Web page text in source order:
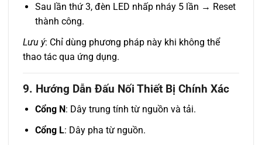
Sau lần thứ 3, đèn LED nhấp nháy 5 lần → Reset
thành công.
Lưu ý: Chỉ dùng phương pháp này khi không thể
thao tác qua ứng dụng.
9. Hướng Dẫn Đấu Nối Thiết Bị Chính Xác
Cổng N: Dây trung tính từ nguồn và tải.
Cổng L: Dây pha từ nguồn.